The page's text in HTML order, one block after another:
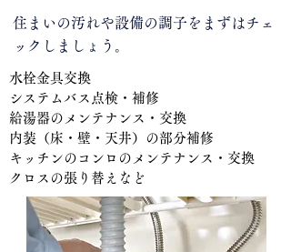
住まいの汚れや設備の調子をまずはチェ
ックしましょう。
水栓金具交換
システムバス点検・補修
給湯器のメンテナンス・交換
内装（床・壁・天井）の部分補修
キッチンのコンロのメンテナンス・交換
クロスの張り替えなど